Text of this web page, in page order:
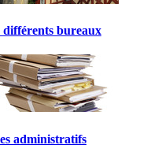
différents bureaux
administratifs